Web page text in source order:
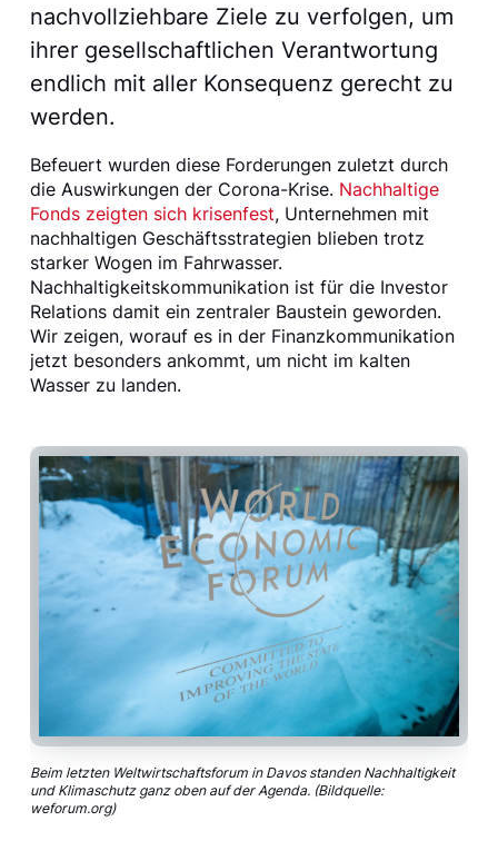
nachvollziehbare Ziele zu verfolgen, um
ihrer gesellschaftlichen Verantwortung
endlich mit aller Konsequenz gerecht zu
werden.
Befeuert wurden diese Forderungen zuletzt durch
die Auswirkungen der Corona-Krise. Nachhaltige
Fonds zeigten sich krisenfest, Unternehmen mit
nachhaltigen Geschäftsstrategien blieben trotz
starker Wogen im Fahrwasser.
Nachhaltigkeitskommunikation ist für die Investor
Relations damit ein zentraler Baustein geworden.
Wir zeigen, worauf es in der Finanzkommunikation
jetzt besonders ankommt, um nicht im kalten
Wasser zu landen.
Beim letzten Weltwirtschaftsforum in Davos standen Nachhaltigkeit
und Klimaschutz ganz oben auf der Agenda. (Bildquelle:
weforum.org)